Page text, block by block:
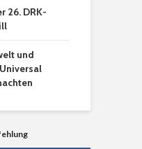
26. DRK-
und